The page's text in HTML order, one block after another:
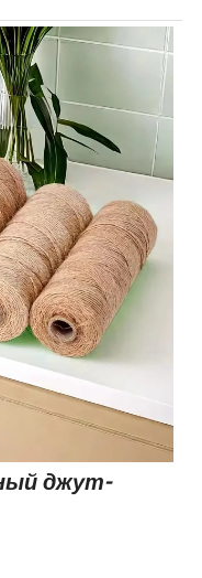
джут-